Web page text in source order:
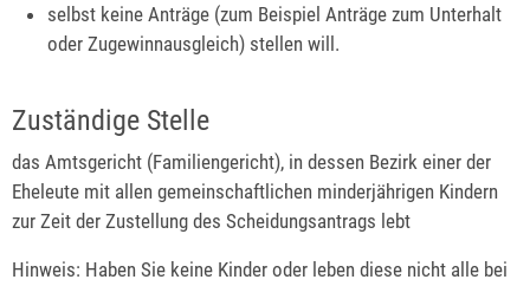
selbst keine Anträge (zum Beispiel Anträge zum Unterhalt
oder Zugewinnausgleich) stellen will.
Zuständige Stelle
das Amtsgericht (Familiengericht), in dessen Bezirk einer der
Eheleute mit allen gemeinschaftlichen minderjährigen Kindern
zur Zeit der Zustellung des Scheidungsantrags lebt
Hinweis: Haben Sie keine Kinder oder leben diese nicht alle bei